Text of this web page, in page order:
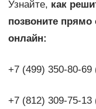
Узнайте, как
позвоните
онлайн:
+7 (499) 350-80-69
+7 (812) 309-75-13